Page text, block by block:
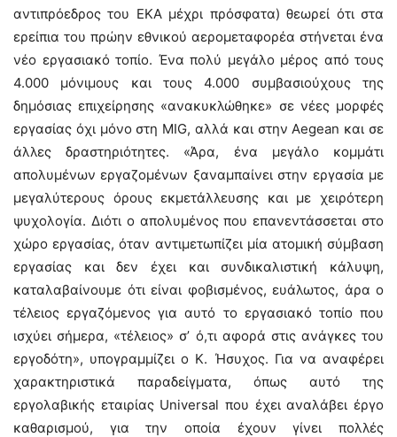
αντιπρόεδρος του ΕΚΑ μέχρι πρόσφατα) θεωρεί ότι στα
ερείπια του πρώην εθνικού αερομεταφορέα στήνεται ένα
νέο εργασιακό τοπίο. Ένα πολύ μεγάλο μέρος από τους
4.000 μόνιμους και τους 4.000 συμβασιούχους της
δημόσιας επιχείρησης «ανακυκλώθηκε» σε νέες μορφές
εργασίας όχι μόνο στη MIG, αλλά και στην Aegean και σε
άλλες δραστηριότητες. «Άρα, ένα μεγάλο κομμάτι
απολυμένων εργαζομένων ξαναμπαίνει στην εργασία με
μεγαλύτερους όρους εκμετάλλευσης και με χειρότερη
ψυχολογία. Διότι ο απολυμένος που επανεντάσσεται στο
χώρο εργασίας, όταν αντιμετωπίζει μία ατομική σύμβαση
εργασίας και δεν έχει και συνδικαλιστική κάλυψη,
καταλαβαίνουμε ότι είναι φοβισμένος, ευάλωτος, άρα ο
τέλειος εργαζόμενος για αυτό το εργασιακό τοπίο που
ισχύει σήμερα, «τέλειος» σ’ ό,τι αφορά στις ανάγκες του
εργοδότη», υπογραμμίζει ο Κ. Ήσυχος. Για να αναφέρει
χαρακτηριστικά παραδείγματα, όπως αυτό της
εργολαβικής εταιρίας Universal που έχει αναλάβει έργο
καθαρισμού, για την οποία έχουν γίνει πολλές